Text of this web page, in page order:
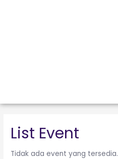
List Event
Tidak ada event yang tersedia.